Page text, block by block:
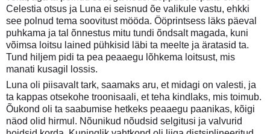
Celestia otsus ja Luna ei seisnud õe valikule vastu, ehkki
see polnud tema soovitust mööda. Ööprintsess läks päeval
puhkama ja tal õnnestus mitu tundi õndsalt magada, kuni
võimsa loitsu lained pühkisid läbi ta meelte ja äratasid ta.
Tund hiljem pidi ta pea peaaegu lõhkema loitsust, mis
manati kusagil lossis.
Luna oli piisavalt tark, saamaks aru, et midagi on valesti, ja
ta kappas otsekohe troonisaali, et teha kindlaks, mis toimub.
Õukond oli ta saabumise hetkeks peaaegu paanikas, kõigi
näod olid hirmul. Nõunikud nõudsid selgitusi ja valvurid